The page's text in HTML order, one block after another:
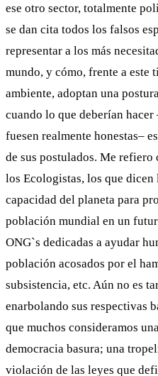
ese otro sector, totalmente
se dan cita todos los falsos
representar a los más
mundo, y cómo, frente a este
ambiente, adoptan una
cuando lo que deberían hacer
fuesen realmente honestas–
de sus postulados. Me refiero
los Ecologistas, los que
capacidad del planeta para
población mundial en un
ONG`s dedicadas a ayudar
población acosados por el
subsistencia, etc. Aún no es
enarbolando sus respectivas
que muchos consideramos
democracia basura; una
violación de las leyes que